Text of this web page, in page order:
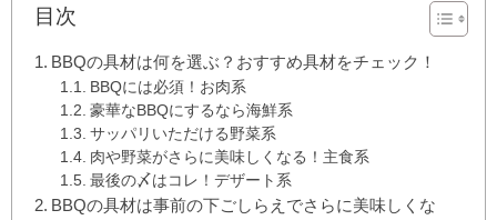
目次
BBQの具材は何を選ぶ？おすすめ具材をチェック！
BBQには必須！お肉系
豪華なBBQにするなら海鮮系
サッパリいただける野菜系
肉や野菜がさらに美味しくなる！主食系
最後の〆はコレ！デザート系
BBQの具材は事前の下ごしらえでさらに美味しくな